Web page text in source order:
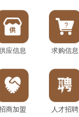
应信息 求购信息
商加盟 人才招聘